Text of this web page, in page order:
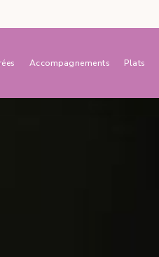
Accompagnements Plats